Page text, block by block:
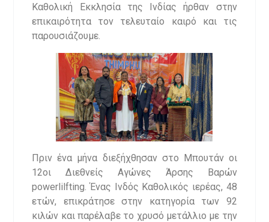
Καθολική Εκκλησία της Ινδίας ήρθαν στην
επικαιρότητα τον τελευταίο καιρό και τις
παρουσιάζουμε.
Πριν ένα μήνα διεξήχθησαν στο Μπουτάν οι
12οι Διεθνείς Αγώνες Άρσης Βαρών
powerlilfting. Ένας Ινδός Καθολικός ιερέας, 48
ετών, επικράτησε στην κατηγορία των 92
κιλών και παρέλαβε το χρυσό μετάλλιο με την